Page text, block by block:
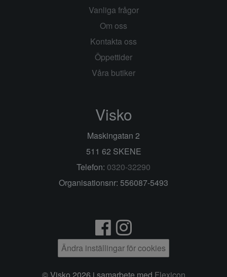
Vanliga frågor
Om oss
Kontakta oss
Öppettider
Våra butiker
Visko
Maskingatan 2
511 62 SKENE
Telefon: 0320-32290
Organisationsnr: 556087-5493
Ändra inställingar för cookies
© Visko 2026 i samarbete med Flexicon